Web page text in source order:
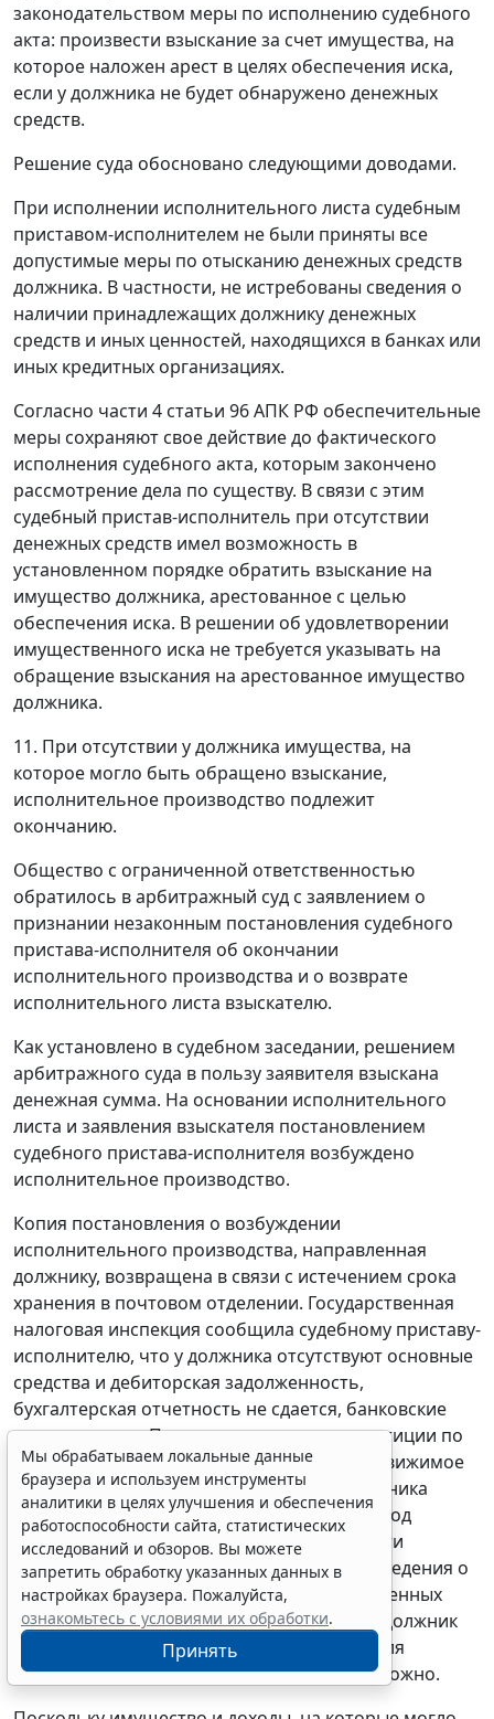
законодательством меры по исполнению судебного
акта: произвести взыскание за счет имущества, на
которое наложен арест в целях обеспечения иска,
если у должника не будет обнаружено денежных
средств.
Решение суда обосновано следующими доводами.
При исполнении исполнительного листа судебным
приставом-исполнителем не были приняты все
допустимые меры по отысканию денежных средств
должника. В частности, не истребованы сведения о
наличии принадлежащих должнику денежных
средств и иных ценностей, находящихся в банках или
иных кредитных организациях.
Согласно части 4 статьи 96АПК РФ обеспечительные
меры сохраняют свое действие до фактического
исполнения судебного акта, которым закончено
рассмотрение дела по существу. В связи с этим
судебный пристав-исполнитель при отсутствии
денежных средств имел возможность в
установленном порядке обратить взыскание на
имущество должника, арестованное с целью
обеспечения иска. В решении об удовлетворении
имущественного иска не требуется указывать на
обращение взыскания на арестованное имущество
должника.
11. При отсутствии у должника имущества, на
которое могло быть обращено взыскание,
исполнительное производство подлежит
окончанию.
Общество с ограниченной ответственностью
обратилось в арбитражный суд с заявлением о
признании незаконным постановления судебного
пристава-исполнителя об окончании
исполнительного производства и о возврате
исполнительного листа взыскателю.
Как установлено в судебном заседании, решением
арбитражного суда в пользу заявителя взыскана
денежная сумма. На основании исполнительного
листа и заявления взыскателя постановлением
судебного пристава-исполнителя возбуждено
исполнительное производство.
Копия постановления о возбуждении
исполнительного производства, направленная
должнику, возвращена в связи с истечением срока
хранения в почтовом отделении. Государственная
налоговая инспекция сообщила судебному приставу-
исполнителю, что у должника отсутствуют основные
средства и дебиторская задолженность,
бухгалтерская отчетность не сдается, банковские
счета закрыты. По данным учреждения юстиции по
государственной регистрации прав на недвижимое
имущество и сделок с ним, наличие у должника
недвижимого имущества не выявлено. Отвод
земельного участка на праве собственности
должнику не производился. Отсутствуют сведения о
принадлежащих должнику акциях и иных ценных
бумагах. Автотранспортными средствами должник
не владеет. Место нахождения руководителя
организации-должника установить невозможно.
Мы обрабатываем локальные данные
браузера и используем инструменты
аналитики в целях улучшения и обеспечения
работоспособности сайта, статистических
исследований и обзоров. Вы можете
запретить обработку указанных данных в
настройках браузера. Пожалуйста,
ознакомьтесь с условиями их обработки.
Принять